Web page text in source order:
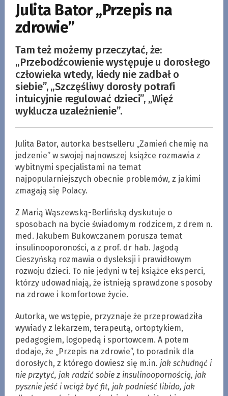
Julita Bator „Przepis na
zdrowie”
Tam też możemy przeczytać, że:
„Przebodźcowienie występuje u dorosłego
człowieka wtedy, kiedy nie zadbał o
siebie”, „Szczęśliwy dorosły potrafi
intuicyjnie regulować dzieci”, „Więź
wyklucza uzależnienie”.
Julita Bator, autorka bestselleru „Zamień chemię na
jedzenie” w swojej najnowszej książce rozmawia z
wybitnymi specjalistami na temat
najpopularniejszych obecnie problemów, z jakimi
zmagają się Polacy.
Z Marią Wąszewską-Berlińską dyskutuje o
sposobach na bycie świadomym rodzicem, z drem n.
med. Jakubem Bukowczanem porusza temat
insulinooporoności, a z prof. dr hab. Jagodą
Cieszyńską rozmawia o dysleksji i prawidłowym
rozwoju dzieci. To nie jedyni w tej książce eksperci,
którzy udowadniają, że istnieją sprawdzone sposoby
na zdrowe i komfortowe życie.
Autorka, we wstępie, przyznaje że przeprowadziła
wywiady z lekarzem, terapeutą, ortoptykiem,
pedagogiem, logopedą i sportowcem. A potem
dodaje, że „Przepis na zdrowie”, to poradnik dla
dorosłych, z którego dowiesz się m.in. jak schudnąć i
nie przytyć, jak radzić sobie z insulinoopornością, jak
pysznie jeść i wciąż być fit, jak podnieść libido, jak